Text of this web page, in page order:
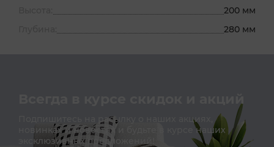
200 мм
280 мм
Всегда в курсе скидок и акций
Подпишитесь на расылку о наших акциях,
новинках и новостях и будьте в курсе наших
эксклюзивных предложений!